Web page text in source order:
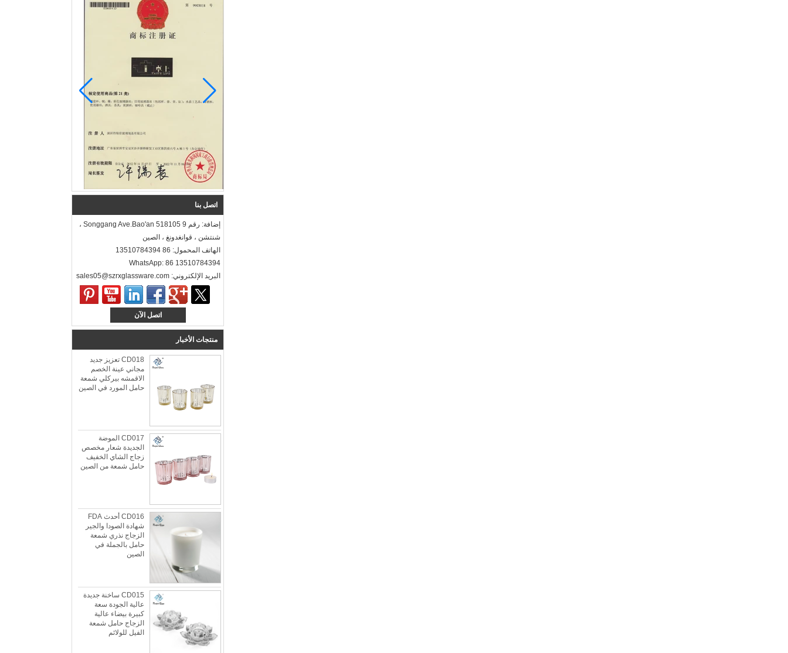
اتصل بنا
إضافة: رقم 9 Songgang Ave.Bao'an 518105 ،
شنتشن ، قوانغدونغ ، الصين
الهاتف المحمول: 86 13510784394
WhatsApp: 86 13510784394
البريد الإلكتروني: sales05@szrxglassware.com‍
اتصل الآن
منتجات الأخبار
CD018 تعزيز جديد
مجاني عينة الخصم
الاقمشه بيركلي شمعة
حامل المورد في الصين
CD017 الموضة
الجديدة شعار مخصص
زجاج الشاي الخفيف
حامل شمعة من الصين
CD016 أحدث FDA
شهادة الصودا والجير
الزجاج نذري شمعة
حامل بالجملة في
الصين
CD015 ساخنة جديدة
عالية الجودة سعة
كبيرة بيضاء عالية
الزجاج حامل شمعة
الفيل للولائم
الزجاج الجليدي عكسها المزدوج الحجم شمعة
حامل المورد والمصنعين
الجليدية الزجاج عكسها المزدوج حجم شمعة حامل
السعر: MSCLASS_TEMP_HTMLnbsp;35.00
الأنهار الجليدية نمط العضوية بواسطة L.E. سميث
ماذا يمكنك أن تفعل مع بقايا شمعة الشموع؟
هناك الكثير من الأشياء التي يمكنك القيام به مع